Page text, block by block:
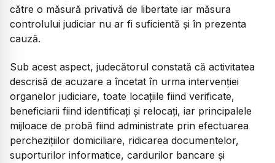
către o măsură privativă de libertate iar măsura
controlului judiciar nu ar fi suficientă și în prezenta
cauză.
Sub acest aspect, judecătorul constată că activitatea
descrisă de acuzare a încetat în urma intervenției
organelor judiciare, toate locațiile fiind verificate,
beneficiarii fiind identificați și relocați, iar principalele
mijloace de probă fiind administrate prin efectuarea
perchezițiilor domiciliare, ridicarea documentelor,
suporturilor informatice, cardurilor bancare și